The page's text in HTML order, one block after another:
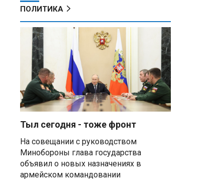
Александр Лукашенко:
Россияне «услышали батьку» и
скупают пустующие дома в
белорусских деревнях
Алесандр Лукашенко назвал
работу сельской торговли
«неудовлетворительной» и
возмутился «просрочкой и
тухлятиной»
Владимир Путин обсудил с
меры по защите инфраструктуры
от терактов
Минобороны РФ: «Искандер»
ПОЛИТИКА
Тыл сегодня - тоже фронт
На совещании с руководством
Минобороны глава государства
объявил о новых назначениях в
армейском командовании